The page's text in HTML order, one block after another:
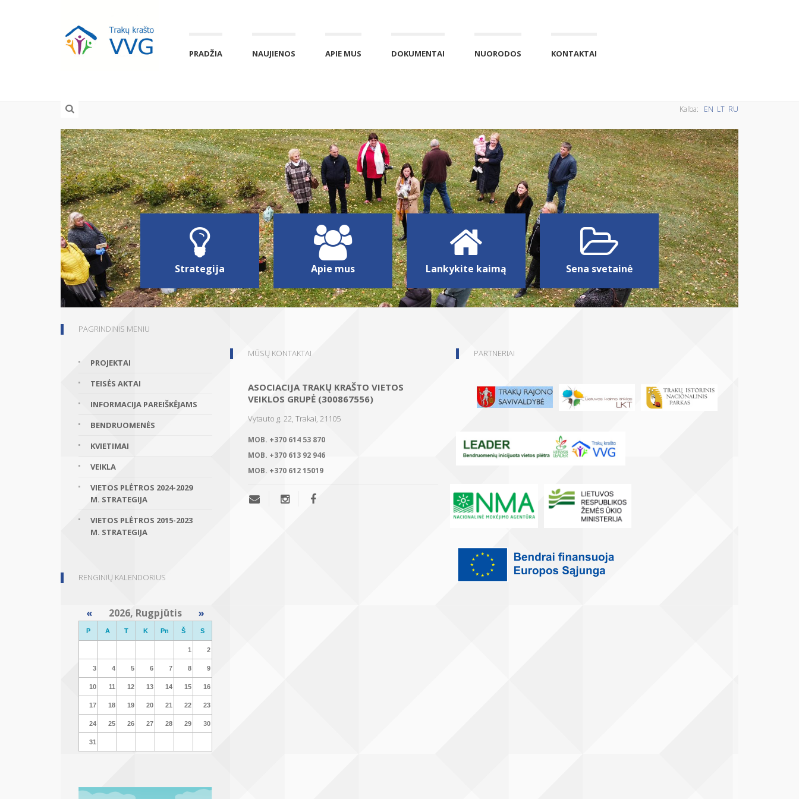
PRADŽIA NAUJIENOS APIE MUS DOKUMENTAI NUORODOS KONTAKTAI
Kalba: EN LT RU
Strategija Apie mus Lankykite kaimą Sena svetainė
PAGRINDINIS MENIU
PROJEKTAI
TEISĖS AKTAI
INFORMACIJA PAREIŠKĖJAMS
BENDRUOMENĖS
KVIETIMAI
VEIKLA
VIETOS PLĖTROS 2024-2029
M. STRATEGIJA
VIETOS PLĖTROS 2015-2023
M. STRATEGIJA
RENGINIŲ KALENDORIUS
« 2026, Rugpjūtis »
P A T K Pn Š S
1 2
3 4 5 6 7 8 9
10 11 12 13 14 15 16
17 18 19 20 21 22 23
24 25 26 27 28 29 30
31
MŪSŲ KONTAKTAI
ASOCIACIJA TRAKŲ KRAŠTO VIETOS
VEIKLOS GRUPĖ (300867556)
Vytauto g. 22, Trakai, 21105
MOB. +370 614 53 870
MOB. +370 613 92 946
MOB. +370 612 15019
PARTNERIAI